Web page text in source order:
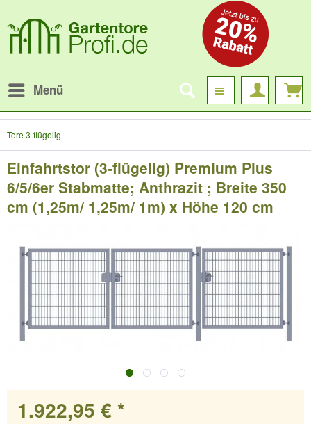
Menü
Tore 3-flügelig
Einfahrtstor (3-flügelig) Premium Plus
6/5/6er Stabmatte; Anthrazit ; Breite 350
cm (1,25m/ 1,25m/ 1m) x Höhe 120 cm
1.922,95 € *